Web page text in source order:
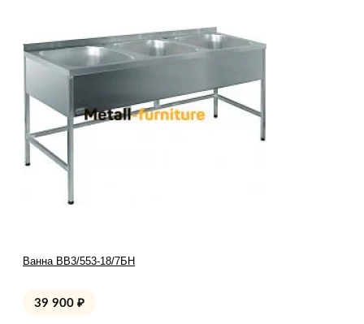
Ванна ВВ3/553-18/7БН
39 900 ₽